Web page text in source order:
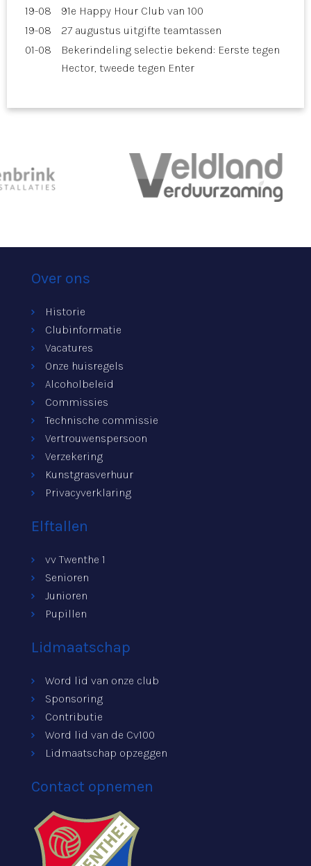
19-08
91e Happy Hour Club van 100
19-08
27 augustus uitgifte teamtassen
01-08
Bekerindeling selectie bekend: Eerste tegen
Hector, tweede tegen Enter
Over ons
Historie
Clubinformatie
Vacatures
Onze huisregels
Alcoholbeleid
Commissies
Technische commissie
Vertrouwenspersoon
Verzekering
Kunstgrasverhuur
Privacyverklaring
Elftallen
vv Twenthe 1
Senioren
Junioren
Pupillen
Lidmaatschap
Word lid van onze club
Sponsoring
Contributie
Word lid van de Cv100
Lidmaatschap opzeggen
Contact opnemen